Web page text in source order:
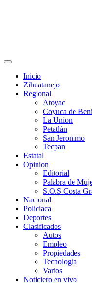
Primary
Inicio
Zihuatanejo
Regional
Atoyac
Coyuca de
La Union
Petatlán
San Jeronimo
Tecpan
Estatal
Opinion
Editorial
Palabra de
S.O.S Costa
Nacional
Policiaca
Deportes
Clasificados
Autos
Empleo
Propiedades
Tecnologia
Varios
Noticiero en vivo